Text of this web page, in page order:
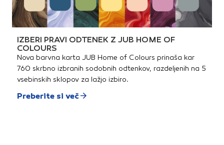
IZBERI PRAVI ODTENEK Z JUB HOME OF
COLOURS
Nova barvna karta JUB Home of Colours prinaša kar
760 skrbno izbranih sodobnih odtenkov, razdeljenih na 5
vsebinskih sklopov za lažjo izbiro.
Preberite si več